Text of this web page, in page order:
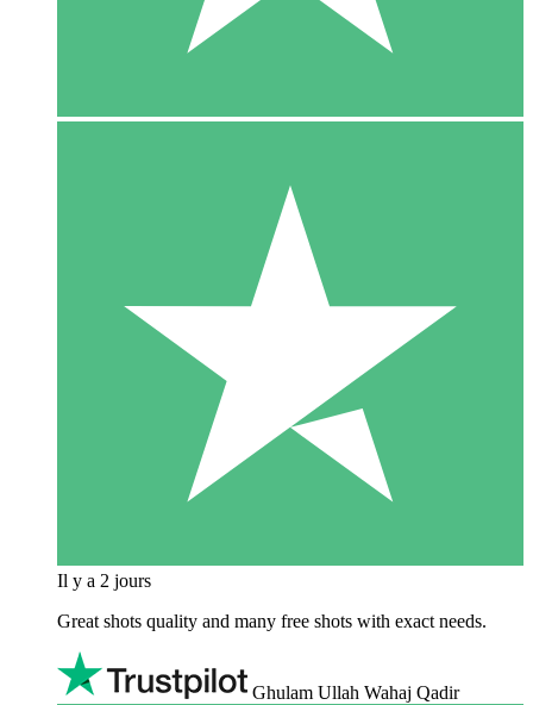
Il y a 2 jours
Great shots quality and many free shots with exact needs.
Ghulam Ullah Wahaj Qadir